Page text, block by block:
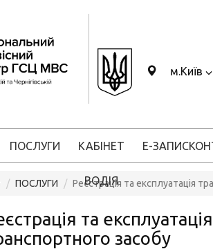
м.Київ
ПОСЛУГИ КАБІНЕТ
ВОДІЯ
Е-ЗАПИС
ПОСЛУГИ Реєстрація та експлуатація
та експлуатація
засобу